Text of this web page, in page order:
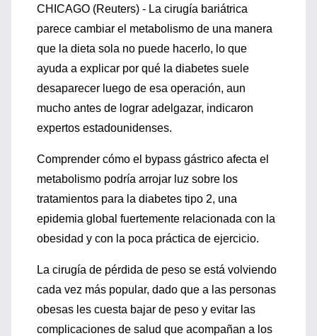
CHICAGO (Reuters) - La cirugía bariátrica
parece cambiar el metabolismo de una manera
que la dieta sola no puede hacerlo, lo que
ayuda a explicar por qué la diabetes suele
desaparecer luego de esa operación, aun
mucho antes de lograr adelgazar, indicaron
expertos estadounidenses.
Comprender cómo el bypass gástrico afecta el
metabolismo podría arrojar luz sobre los
tratamientos para la diabetes tipo 2, una
epidemia global fuertemente relacionada con la
obesidad y con la poca práctica de ejercicio.
La cirugía de pérdida de peso se está volviendo
cada vez más popular, dado que a las personas
obesas les cuesta bajar de peso y evitar las
complicaciones de salud que acompañan a los